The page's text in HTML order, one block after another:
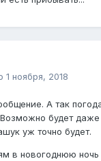
1 ноября, 2018
А так
будет
уж точно будет.
в новогоднюю ночь